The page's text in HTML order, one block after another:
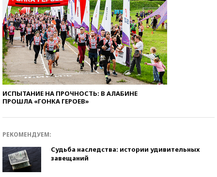
ИСПЫТАНИЕ НА ПРОЧНОСТЬ: В АЛАБИНЕ
ПРОШЛА «ГОНКА ГЕРОЕВ»
РЕКОМЕНДУЕМ:
Судьба наследства: истории удивительных
завещаний